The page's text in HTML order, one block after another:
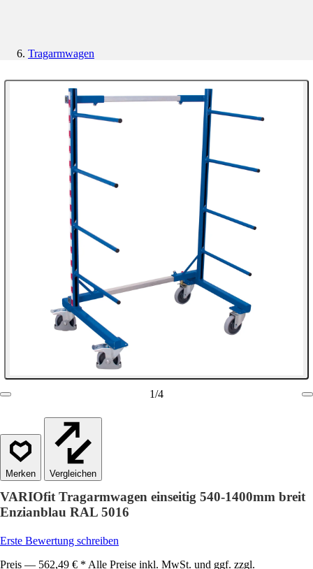
Tragarmwagen
1/4
Vergleichen
VARIOfit Tragarmwagen einseitig 540-1400mm breit
Enzianblau RAL 5016
Erste Bewertung schreiben
Preis — 562,49 € * Alle Preise inkl. MwSt. und ggf. zzgl.